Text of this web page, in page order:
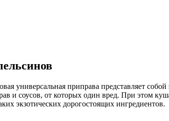
универсальная приправа представляет
и соусов, от которых один вред. При этом
экзотических дорогостоящих ингредиентов.